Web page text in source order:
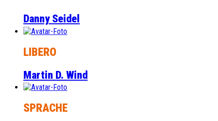
Danny Seidel
LIBERO
Martin D. Wind
SPRACHE